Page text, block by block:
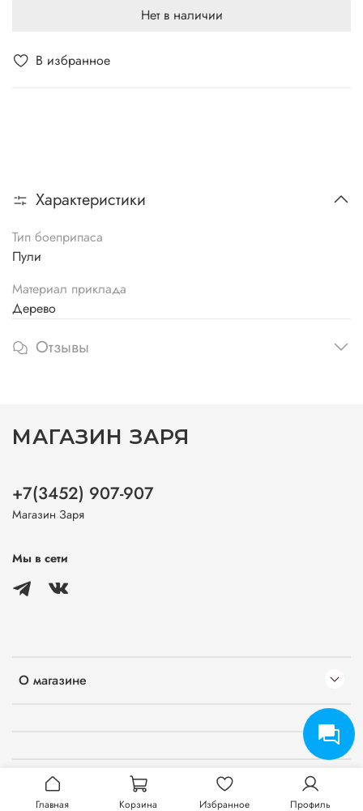
В избранное
Нет в наличии
Характеристики
Тип боеприпаса
Пули
Материал приклада
Дерево
Отзывы
О магазине
МАГАЗИН ЗАРЯ
+7(3452) 907-907
Магазин Заря
Мы в сети
Главная Корзина Избранное Профиль